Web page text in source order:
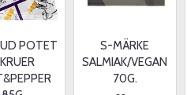
POTET
S-MÄRKE
SALMIAK/VEGAN
70G.